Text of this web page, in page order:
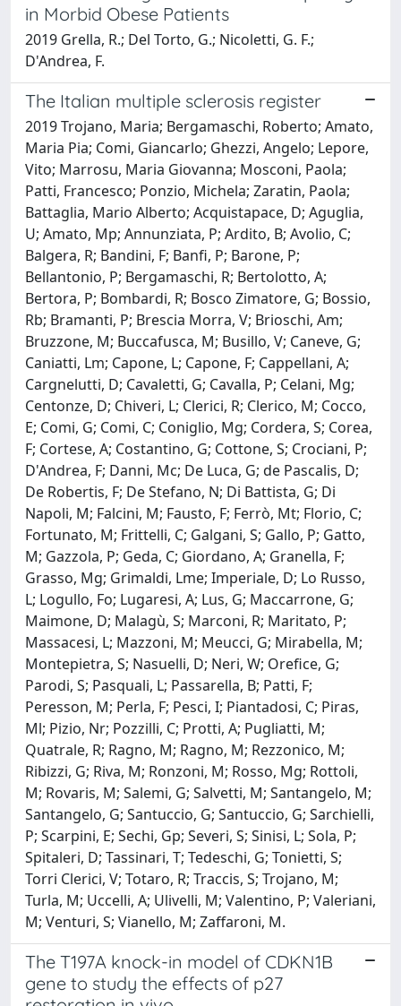
in Morbid Obese Patients
2019 Grella, R.; Del Torto, G.; Nicoletti, G. F.;
D'Andrea, F.
The Italian multiple sclerosis register
2019 Trojano, Maria; Bergamaschi, Roberto; Amato,
Maria Pia; Comi, Giancarlo; Ghezzi, Angelo; Lepore,
Vito; Marrosu, Maria Giovanna; Mosconi, Paola;
Patti, Francesco; Ponzio, Michela; Zaratin, Paola;
Battaglia, Mario Alberto; Acquistapace, D; Aguglia,
U; Amato, Mp; Annunziata, P; Ardito, B; Avolio, C;
Balgera, R; Bandini, F; Banfi, P; Barone, P;
Bellantonio, P; Bergamaschi, R; Bertolotto, A;
Bertora, P; Bombardi, R; Bosco Zimatore, G; Bossio,
Rb; Bramanti, P; Brescia Morra, V; Brioschi, Am;
Bruzzone, M; Buccafusca, M; Busillo, V; Caneve, G;
Caniatti, Lm; Capone, L; Capone, F; Cappellani, A;
Cargnelutti, D; Cavaletti, G; Cavalla, P; Celani, Mg;
Centonze, D; Chiveri, L; Clerici, R; Clerico, M; Cocco,
E; Comi, G; Comi, C; Coniglio, Mg; Cordera, S; Corea,
F; Cortese, A; Costantino, G; Cottone, S; Crociani, P;
D'Andrea, F; Danni, Mc; De Luca, G; de Pascalis, D;
De Robertis, F; De Stefano, N; Di Battista, G; Di
Napoli, M; Falcini, M; Fausto, F; Ferrò, Mt; Florio, C;
Fortunato, M; Frittelli, C; Galgani, S; Gallo, P; Gatto,
M; Gazzola, P; Geda, C; Giordano, A; Granella, F;
Grasso, Mg; Grimaldi, Lme; Imperiale, D; Lo Russo,
L; Logullo, Fo; Lugaresi, A; Lus, G; Maccarrone, G;
Maimone, D; Malagù, S; Marconi, R; Maritato, P;
Massacesi, L; Mazzoni, M; Meucci, G; Mirabella, M;
Montepietra, S; Nasuelli, D; Neri, W; Orefice, G;
Parodi, S; Pasquali, L; Passarella, B; Patti, F;
Peresson, M; Perla, F; Pesci, I; Piantadosi, C; Piras,
Ml; Pizio, Nr; Pozzilli, C; Protti, A; Pugliatti, M;
Quatrale, R; Ragno, M; Ragno, M; Rezzonico, M;
Ribizzi, G; Riva, M; Ronzoni, M; Rosso, Mg; Rottoli,
M; Rovaris, M; Salemi, G; Salvetti, M; Santangelo, M;
Santangelo, G; Santuccio, G; Santuccio, G; Sarchielli,
P; Scarpini, E; Sechi, Gp; Severi, S; Sinisi, L; Sola, P;
Spitaleri, D; Tassinari, T; Tedeschi, G; Tonietti, S;
Torri Clerici, V; Totaro, R; Traccis, S; Trojano, M;
Turla, M; Uccelli, A; Ulivelli, M; Valentino, P; Valeriani,
M; Venturi, S; Vianello, M; Zaffaroni, M.
The T197A knock-in model of CDKN1B
gene to study the effects of p27